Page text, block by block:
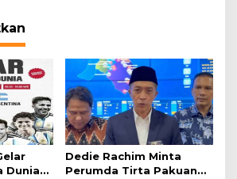
Dunia
Dedie Rachim Minta
Perumda Tirta Pakuan